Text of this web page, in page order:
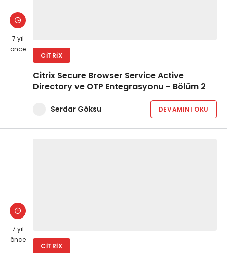
7 yıl
önce
CITRIX
Citrix Secure Browser Service Active
Directory ve OTP Entegrasyonu – Bölüm 2
Serdar Göksu DEVAMINI OKU
7 yıl
önce
CITRIX